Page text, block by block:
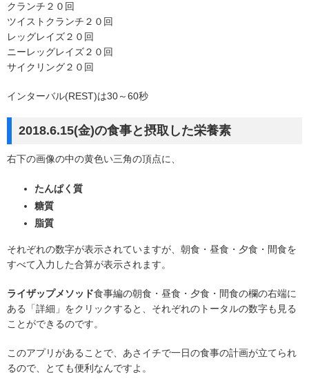
クランチ２０回
ツイストクランチ２０回
レッグレイズ２０回
ニーレッグレイズ２０回
サイクリング２０回
インターバル(REST)は30～60秒
2018.6.15(金)の食事と摂取した栄養素
右下の画像の中の黄色い三角の頂点に、
たんぱく質
糖質
脂質
それぞれの数字が表示されていますが、朝食・昼食・夕食・間食を
すべて入力した合算が表示されます。
ライザップメソッド食事編の朝食・昼食・夕食・間食の欄の右端に
ある「詳細」をクリックすると、それぞれのトータルの数字も見る
ことができるのです。
このアプリがあることで、あさイチで一日の食事の計画が立てられ
るので、とても便利なんですよ。